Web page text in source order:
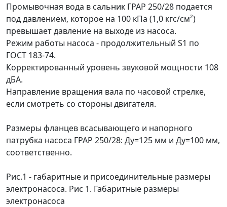
Промывочная вода в сальник ГРАР 250/28 подается
под давлением, которое на 100 кПа (1,0 кгс/см²)
превышает давление на выходе из насоса.
Режим работы насоса - продолжительный S1 по
ГОСТ 183-74.
Корректированный уровень звуковой мощности 108
дБА.
Направление вращения вала по часовой стрелке,
если смотреть со стороны двигателя.
Размеры фланцев всасывающего и напорного
патрубка насоса ГРАР 250/28: Ду=125 мм и Ду=100 мм,
соответственно.
Рис.1 - габаритные и присоединительные размеры
электронасоса. Рис 1. Габаритные размеры
электронасоса